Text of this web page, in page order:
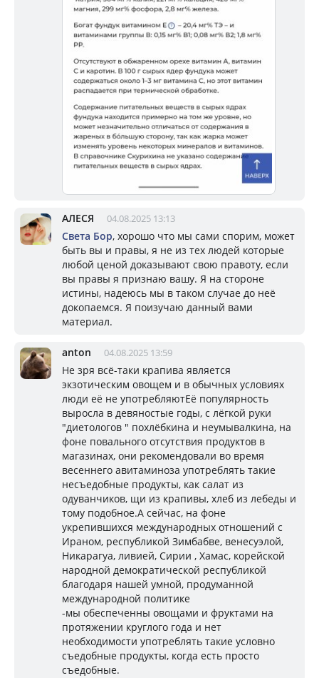
АЛЕСЯ 04.08.2025 13:13
Света Бор, хорошо что мы сами спорим, может
быть вы и правы, я не из тех людей которые
любой ценой доказывают свою правоту, если
вы правы я признаю вашу. Я на стороне
истины, надеюсь мы в таком случае до неё
докопаемся. Я поизучаю данный вами
материал.
anton 04.08.2025 13:59
Не зря всё-таки крапива является
экзотическим овощем и в обычных условиях
люди её не употребляютЕё популярность
выросла в девяностые годы, с лёгкой руки
"диетологов " похлёбкина и неумывалкина, на
фоне повального отсутствия продуктов в
магазинах, они рекомендовали во время
весеннего авитаминоза употреблять такие
несъедобные продукты, как салат из
одуванчиков, щи из крапивы, хлеб из лебеды и
тому подобное.А сейчас, на фоне
укрепившихся международных отношений с
Ираном, республикой Зимбабве, венесуэлой,
Никарагуа, ливией, Сирии , Хамас, корейской
народной демократической республикой
благодаря нашей умной, продуманной
международной политике
-мы обеспеченны овощами и фруктами на
протяжении круглого года и нет
необходимости употреблять такие условно
съедобные продукты, когда есть просто
съедобные.